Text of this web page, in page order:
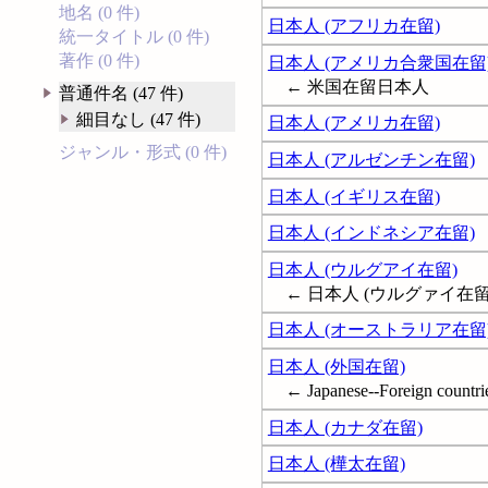
地名 (0 件)
統一タイトル (0 件)
著作 (0 件)
普通件名 (47 件)
細目なし (47 件)
ジャンル・形式 (0 件)
日本人 (アフリカ在留)
日本人 (アメリカ合衆国在
← 米国在留日本人
日本人 (アメリカ在留)
日本人 (アルゼンチン在留)
日本人 (イギリス在留)
日本人 (インドネシア在留)
日本人 (ウルグアイ在留)
← 日本人 (ウルグァイ在
日本人 (オーストラリア在
日本人 (外国在留)
← Japanese--Foreign
日本人 (カナダ在留)
日本人 (樺太在留)